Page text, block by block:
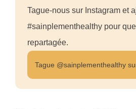
Tague-nous sur Instagram et
#sainplementhealthy pour
repartagée.
Tague @sainplementhealthy